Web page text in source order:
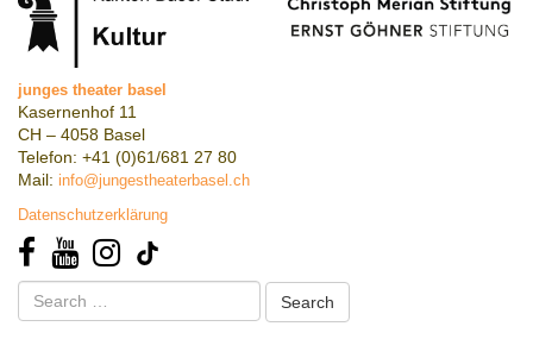
junges theater basel
Kasernenhof 11
CH – 4058 Basel
Telefon: +41 (0)61/681 27 80
Mail: info@jungestheaterbasel.ch
Datenschutzerklärung
Search
for: